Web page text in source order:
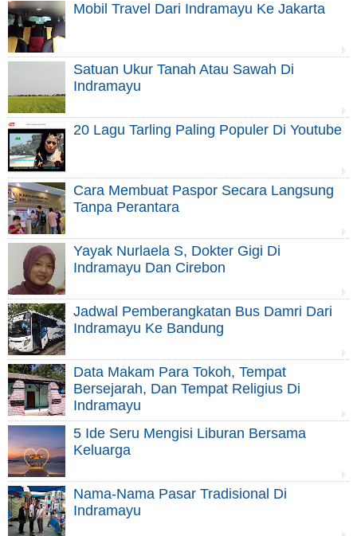
Mobil Travel Dari Indramayu Ke Jakarta
Satuan Ukur Tanah Atau Sawah Di
Indramayu
20 Lagu Tarling Paling Populer Di Youtube
Cara Membuat Paspor Secara Langsung
Tanpa Perantara
Yayak Nurlaela S, Dokter Gigi Di
Indramayu Dan Cirebon
Jadwal Pemberangkatan Bus Damri Dari
Indramayu Ke Bandung
Data Makam Para Tokoh, Tempat
Bersejarah, Dan Tempat Religius Di
Indramayu
5 Ide Seru Mengisi Liburan Bersama
Keluarga
Nama-Nama Pasar Tradisional Di
Indramayu